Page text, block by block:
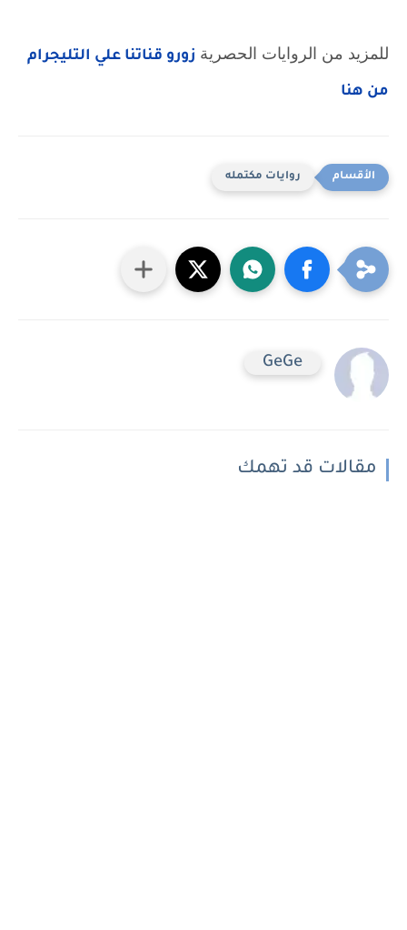
للمزيد من الروايات الحصرية زورو قناتنا علي التليجرام
من هنا
روايات مكتمله
GeGe
مقالات قد تهمك